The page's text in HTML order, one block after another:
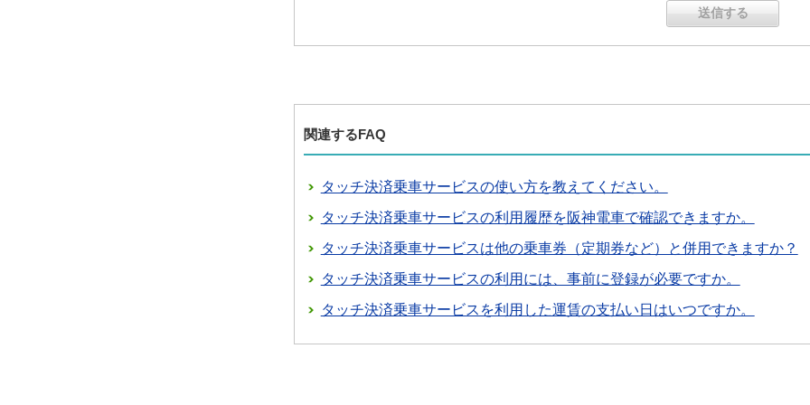
関連するFAQ
タッチ決済乗車サービスの使い方を教えてください。
タッチ決済乗車サービスの利用履歴を阪神電車で確認できますか。
タッチ決済乗車サービスは他の乗車券（定期券など）と併用できますか？
タッチ決済乗車サービスの利用には、事前に登録が必要ですか。
タッチ決済乗車サービスを利用した運賃の支払い日はいつですか。